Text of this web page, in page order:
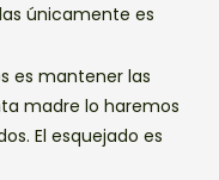
únicamente es
es mantener las
madre lo haremos
El esquejado es